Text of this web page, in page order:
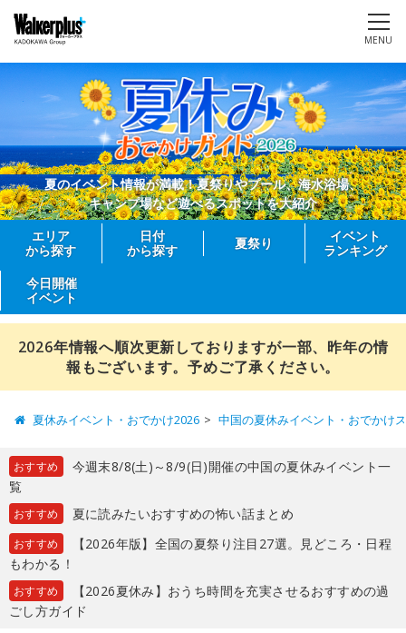
MENU
夏のイベント情報が満載！夏祭りやプール、海水浴場、
キャンプ場など遊べるスポットを大紹介
エリア
から探す
日付
から探す
夏祭り
イベント
ランキング
今日開催
イベント
2026年情報へ順次更新しておりますが一部、昨年の情
報もございます。予めご了承ください。
夏休みイベント・おでかけ2026 中国の夏休みイベント・おでかけ
おすすめ
今週末8/8(土)～8/9(日)開催の中国の夏休みイベント一
覧
おすすめ 夏に読みたいおすすめの怖い話まとめ
おすすめ
【2026年版】全国の夏祭り注目27選。見どころ・日程
もわかる！
おすすめ
【2026夏休み】おうち時間を充実させるおすすめの過
ごし方ガイド